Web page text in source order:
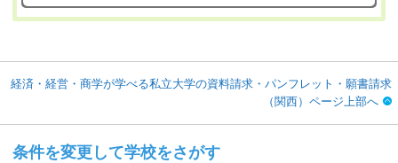
経済・経営・商学が学べる私立大学の資料請求・パンフレット・願書請求
（関西）ページ上部へ
条件を変更して学校をさがす